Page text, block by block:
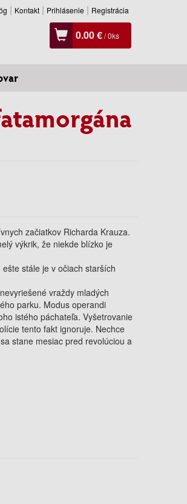
Kontakt Prihlásenie Registrácia
0.00 €/0ks
začiatkov Richarda Krauza.
výkrik, že niekde blízko je
stále je v očiach starších
vraždy mladých
parku. Modus operandi
istého páchateľa. Vyšetrovanie
tento fakt ignoruje. Nechce
stane mesiac pred revolúciou a